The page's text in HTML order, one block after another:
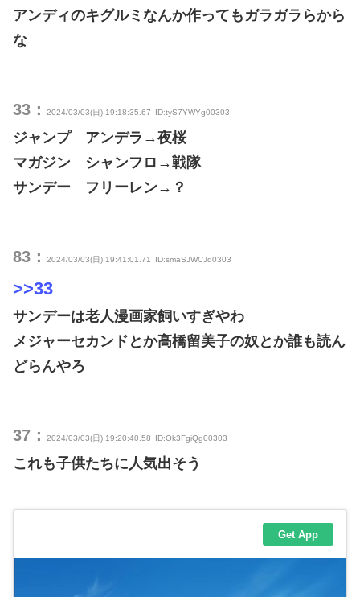
アンディのキグルミなんか作ってもガラガラらから
な
33： 2024/03/03(日) 19:18:35.67 ID:tyS7YWYg00303
ジャンプ アンデラ→夜桜
マガジン シャンフロ→戦隊
サンデー フリーレン→？
83： 2024/03/03(日) 19:41:01.71 ID:smaSJWCJd0303
>>33
サンデーは老人漫画家飼いすぎやわ
メジャーセカンドとか高橋留美子の奴とか誰も読ん
どらんやろ
37： 2024/03/03(日) 19:20:40.58 ID:Ok3FgiQg00303
これも子供たちに人気出そう